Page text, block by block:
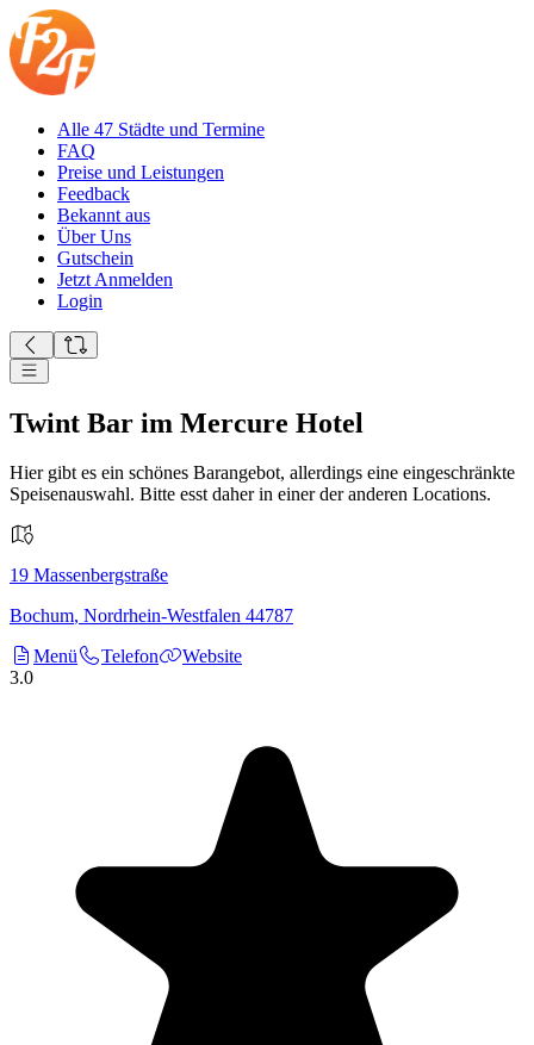
Alle 47 Städte und Termine
FAQ
Preise und Leistungen
Feedback
Bekannt aus
Über Uns
Gutschein
Jetzt Anmelden
Login
Twint Bar im Mercure Hotel
Hier gibt es ein schönes Barangebot, allerdings eine eingeschränkte
Speisenauswahl. Bitte esst daher in einer der anderen Locations.
19 Massenbergstraße
Bochum, Nordrhein-Westfalen 44787
Menü
Telefon
Website
3.0